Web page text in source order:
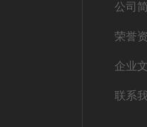
公司
荣誉
企业
联系